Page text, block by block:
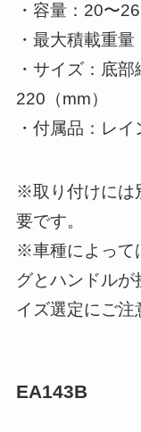
・容量：20〜
・最大積載重量
・サイズ：底
220（mm）
・付属品：レ
※取り付けには
要です。
※車種によって
グとハンドル
イズ選定にご注
EA143B